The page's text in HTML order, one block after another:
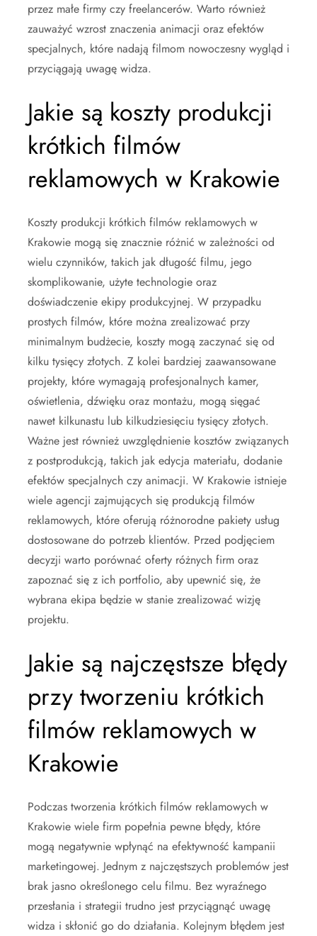
przez małe firmy czy freelancerów. Warto również
zauważyć wzrost znaczenia animacji oraz efektów
specjalnych, które nadają filmom nowoczesny wygląd i
przyciągają uwagę widza.
Jakie są koszty produkcji
krótkich filmów
reklamowych w Krakowie
Koszty produkcji krótkich filmów reklamowych w
Krakowie mogą się znacznie różnić w zależności od
wielu czynników, takich jak długość filmu, jego
skomplikowanie, użyte technologie oraz
doświadczenie ekipy produkcyjnej. W przypadku
prostych filmów, które można zrealizować przy
minimalnym budżecie, koszty mogą zaczynać się od
kilku tysięcy złotych. Z kolei bardziej zaawansowane
projekty, które wymagają profesjonalnych kamer,
oświetlenia, dźwięku oraz montażu, mogą sięgać
nawet kilkunastu lub kilkudziesięciu tysięcy złotych.
Ważne jest również uwzględnienie kosztów związanych
z postprodukcją, takich jak edycja materiału, dodanie
efektów specjalnych czy animacji. W Krakowie istnieje
wiele agencji zajmujących się produkcją filmów
reklamowych, które oferują różnorodne pakiety usług
dostosowane do potrzeb klientów. Przed podjęciem
decyzji warto porównać oferty różnych firm oraz
zapoznać się z ich portfolio, aby upewnić się, że
wybrana ekipa będzie w stanie zrealizować wizję
projektu.
Jakie są najczęstsze błędy
przy tworzeniu krótkich
filmów reklamowych w
Krakowie
Podczas tworzenia krótkich filmów reklamowych w
Krakowie wiele firm popełnia pewne błędy, które
mogą negatywnie wpłynąć na efektywność kampanii
marketingowej. Jednym z najczęstszych problemów jest
brak jasno określonego celu filmu. Bez wyraźnego
przesłania i strategii trudno jest przyciągnąć uwagę
widza i skłonić go do działania. Kolejnym błędem jest